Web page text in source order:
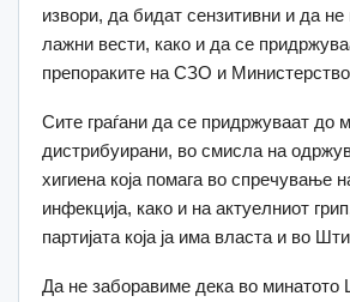
извори, да бидат сензитивни и да
лажни вести, како и да се
препораките на СЗО и
Сите граѓани да се придржуваат до
дистрибуирани, во смисла на
хигиена која помага во спречување
инфекција, како и на актуелниот
партијата која ја има власта и во
Да не заборавиме дека во